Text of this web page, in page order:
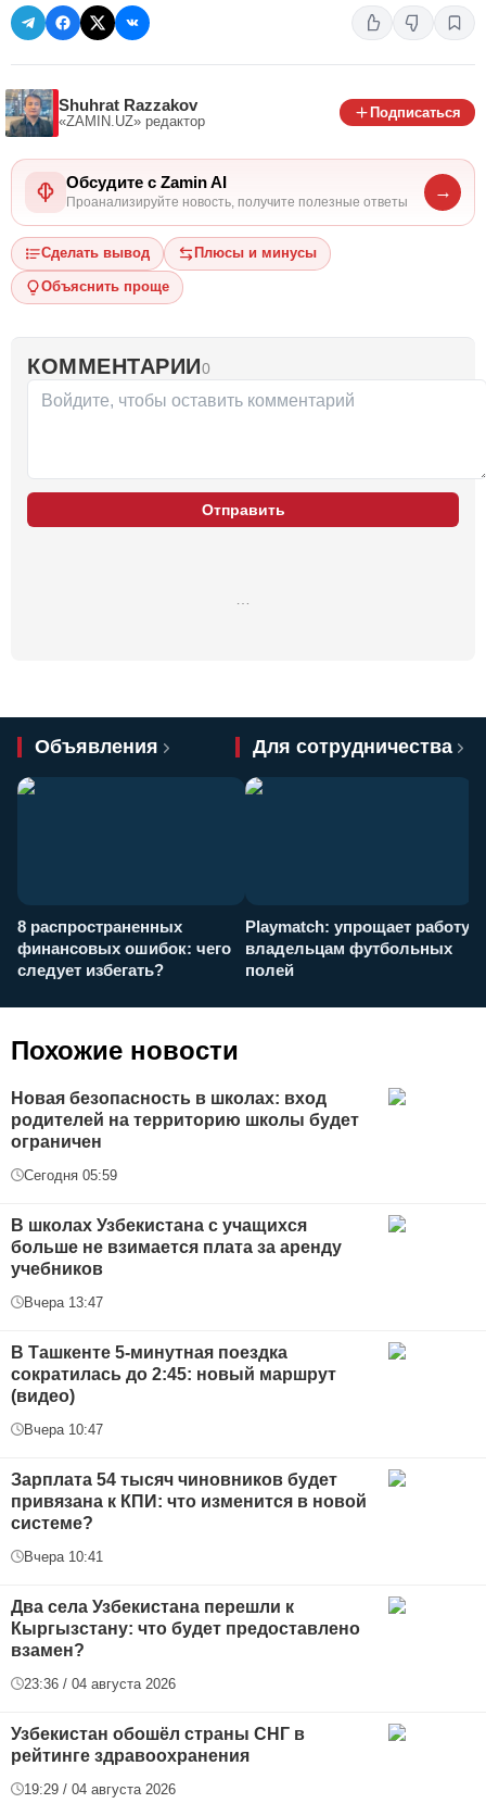
Shuhrat Razzakov
«ZAMIN.UZ» редактор
Подписаться
Обсудите с Zamin AI
Проанализируйте новость, получите полезные ответы
→
Сделать вывод Плюсы и минусы
Объяснить проще
КОММЕНТАРИИ0
Отправить
Объявления Для сотрудничества
8 распространенных
финансовых ошибок: чего
следует избегать?
Playmatch: упрощает работу
владельцам футбольных
полей
Похожие новости
Новая безопасность в школах: вход
родителей на территорию школы будет
ограничен
Сегодня 05:59
В школах Узбекистана с учащихся
больше не взимается плата за аренду
учебников
Вчера 13:47
В Ташкенте 5-минутная поездка
сократилась до 2:45: новый маршрут
(видео)
Вчера 10:47
Зарплата 54 тысяч чиновников будет
привязана к КПИ: что изменится в новой
системе?
Вчера 10:41
Два села Узбекистана перешли к
Кыргызстану: что будет предоставлено
взамен?
23:36 / 04 августа 2026
Узбекистан обошёл страны СНГ в
рейтинге здравоохранения
19:29 / 04 августа 2026